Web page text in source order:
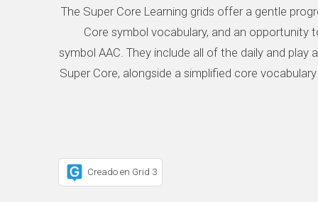
The Super Core Learning grids offer a gentle
Core symbol vocabulary, and an opportunity
symbol AAC. They include all of the daily and play
Super Core, alongside a simplified core
Creado en Grid 3